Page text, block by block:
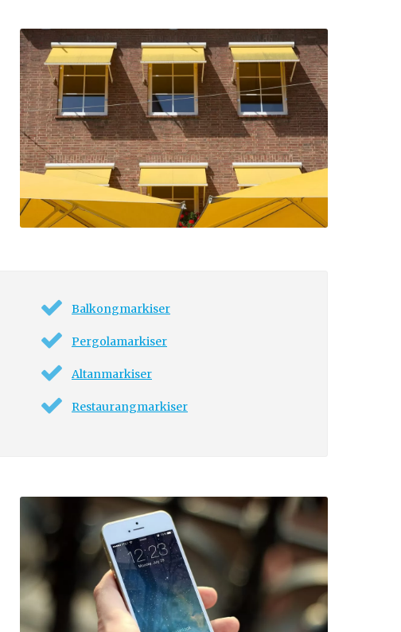
Balkongmarkiser
Pergolamarkiser
Altanmarkiser
Restaurangmarkiser